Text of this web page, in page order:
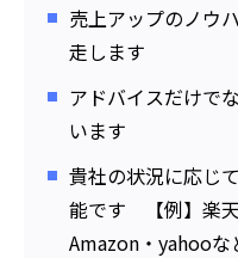
売上アップのノウ
走します
アドバイスだけで
います
貴社の状況に応じ
能です 【例】楽
Amazon・yahooな